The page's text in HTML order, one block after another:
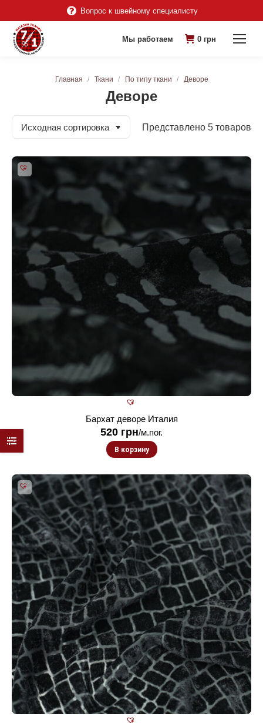
Вопрос к швейному специалисту
Мы работаем 0 грн
Деворе
Вы здесь:
Главная Ткани По типу ткани Деворе
Представлено 5 товаров
Бархат деворе Италия
520 грн/м.пог.
В корзину